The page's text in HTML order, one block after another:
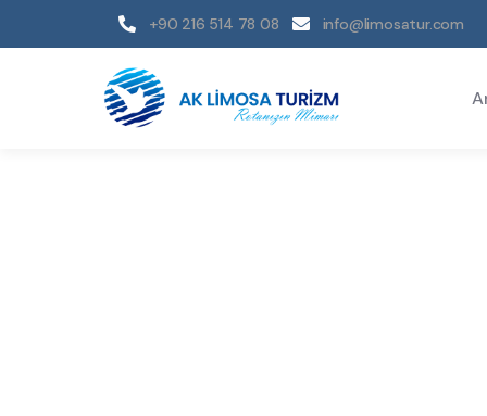
+90 216 514 78 08 info@limosatur.com